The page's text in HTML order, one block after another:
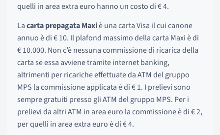
quelli in area extra euro hanno un costo di € 4.
Lacarta prepagata Maxiè una carta Visa il cui canone
annuo è di € 10. Il plafond massimo della carta Maxi è di
€ 10.000. Non c’è nessuna commissione di ricarica della
carta se essa avviene tramite internet banking,
altrimenti per ricariche effettuate da ATM del gruppo
MPS la commissione applicata è di € 1. I prelievi sono
sempre gratuiti presso gli ATM del gruppo MPS. Per i
prelievi da altri ATM in area euro la commissione è di € 2,
per quelli in area extra euro è di € 4.